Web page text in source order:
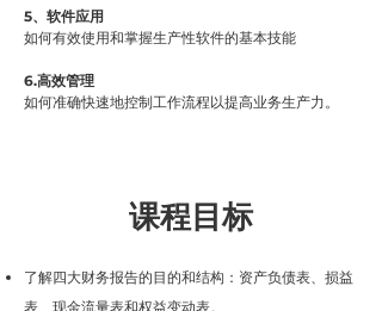
5、软件应用
如何有效使用和掌握生产性软件的基本技能
6.高效管理
如何准确快速地控制工作流程以提高业务生产力。
课程目标
了解四大财务报告的目的和结构：资产负债表、损益
表、现金流量表和权益变动表。